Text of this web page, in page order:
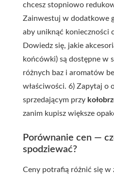
chcesz stopniowo
Zainwestuj w dodatkowe
aby uniknąć konieczności
Dowiedz się, jakie
końcówki) są dostępne w
różnych baz i aromatów
właściwości. 6) Zapytaj o
sprzedającym przy
zanim kupisz większe
Porównanie cen —
spodziewać?
Ceny potrafią różnić się w